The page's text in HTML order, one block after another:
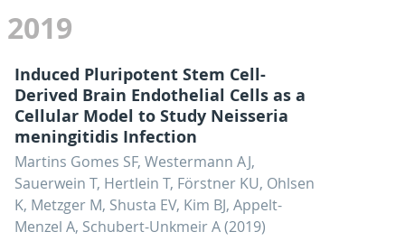
2019
Induced Pluripotent Stem Cell-
Derived Brain Endothelial Cells as a
Cellular Model to Study Neisseria
meningitidis Infection
Martins Gomes SF, Westermann AJ,
Sauerwein T, Hertlein T, Förstner KU, Ohlsen
K, Metzger M, Shusta EV, Kim BJ, Appelt-
Menzel A, Schubert-Unkmeir A (2019)